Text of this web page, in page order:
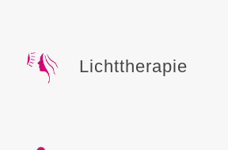
Lichttherapie